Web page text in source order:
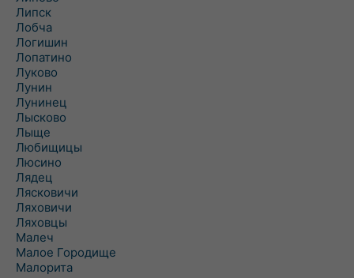
Липск
Лобча
Логишин
Лопатино
Луково
Лунин
Лунинец
Лысково
Лыще
Любищицы
Люсино
Лядец
Лясковичи
Ляховичи
Ляховцы
Малеч
Малое Городище
Малорита